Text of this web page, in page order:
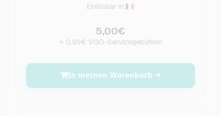
Einlösbar in:
5,00€
+ 0,99€ VGO-Servicegebühren
In meinen Warenkorb